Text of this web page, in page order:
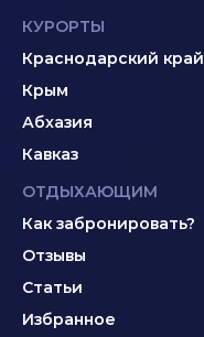
КУРОРТЫ
Краснодарский край
Крым
Абхазия
Кавказ
ОТДЫХАЮЩИМ
Как забронировать?
Отзывы
Статьи
Избранное